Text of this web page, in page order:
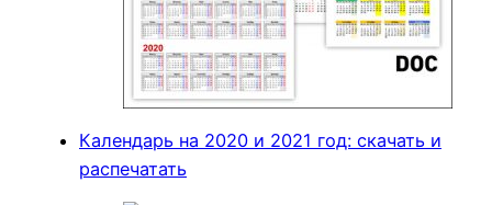
Календарь на 2020 и 2021 год: скачать и
распечатать